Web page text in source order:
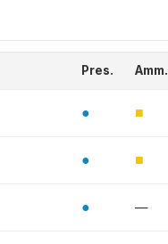
Pres. Amm.
● ■
● ■
● —